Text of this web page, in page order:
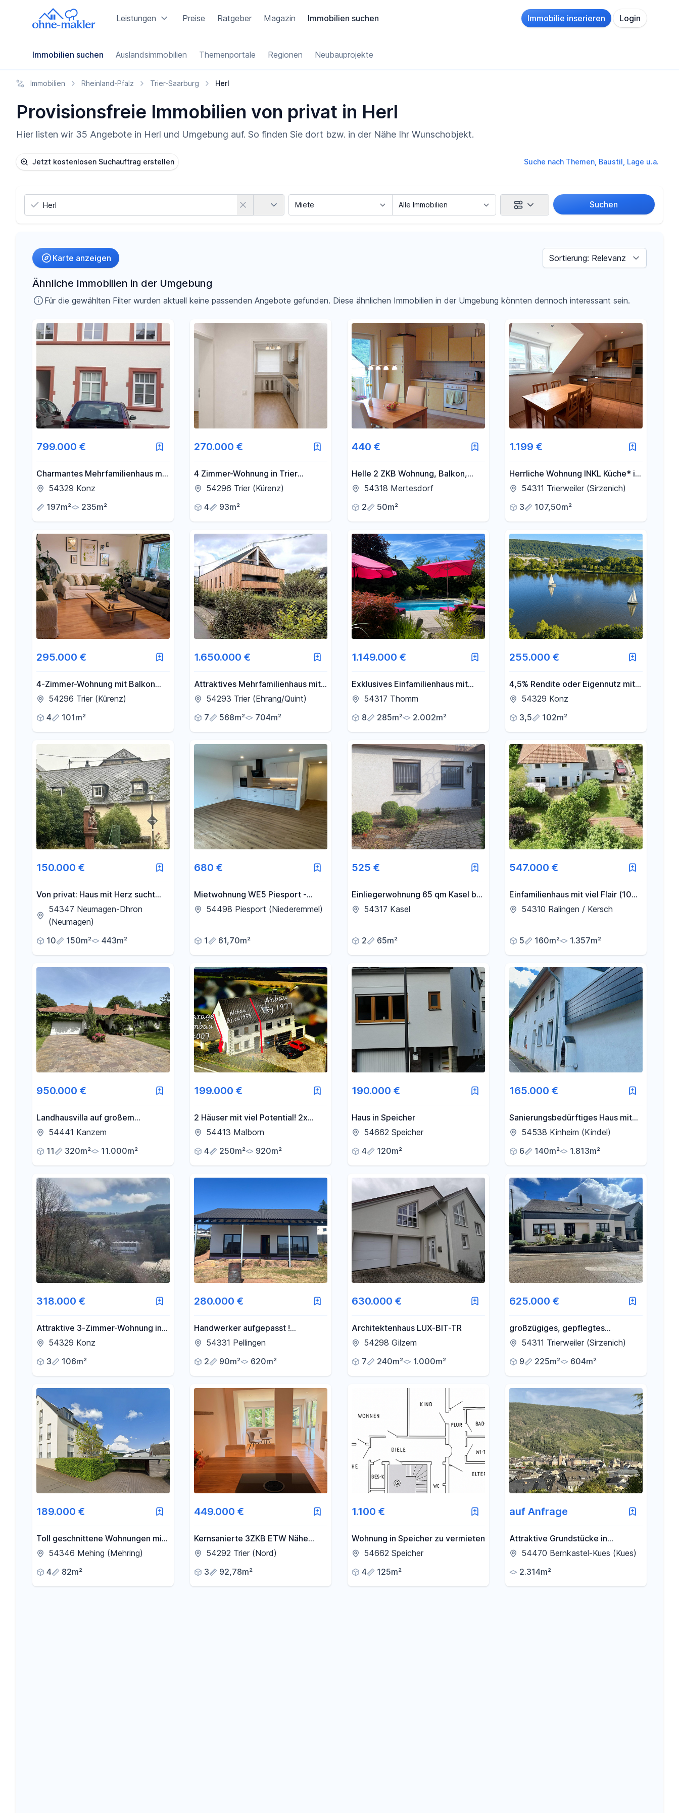
Leistungen Preise Ratgeber Magazin Immobilien suchen Immobilie inserieren Login
Immobilien suchen Auslandsimmobilien Themenportale Regionen Neubauprojekte
Immobilien Rheinland-Pfalz Trier-Saarburg Herl
Provisionsfreie Immobilien von privat in Herl
Hier listen wir 35 Angebote in Herl und Umgebung auf. So finden Sie dort bzw. in der Nähe Ihr Wunschobjekt.
Jetzt kostenlosen Suchauftrag erstellen Suche nach Themen, Baustil, Lage u.a.
Suchen
Filter für Preis zurücksetzen
Fläche -
Filter für Fläche zurücksetzen
Karte anzeigen
Sortieren nach
Ähnliche Immobilien in der Umgebung
Für die gewählten Filter wurden aktuell keine passenden Angebote gefunden. Diese ähnlichen Immobilien in der Umgebung könnten dennoch interessant sein.
799.000 €
Charmantes Mehrfamilienhaus mit
3 Wohneinheiten in Konz
54329 Konz
197m²
235m²
270.000 €
4 Zimmer-Wohnung in Trier
Kürenz/Weidengraben
54296 Trier (Kürenz)
4
93m²
440 €
Helle 2 ZKB Wohnung, Balkon,
Badezimmer mit Fenster,
54318 Mertesdorf
2
50m²
1.199 €
Herrliche Wohnung INKL Küche* in
Trierweiler
54311 Trierweiler (Sirzenich)
3
107,50m²
295.000 €
4-Zimmer-Wohnung mit Balkon
und Garage in Trier-Kürenz
54296 Trier (Kürenz)
4
101m²
1.650.000 €
Attraktives Mehrfamilienhaus mit
7 Einheiten – Sichere
Wachstumspotenzial
54293 Trier (Ehrang/Quint)
7
568m² 704m²
1.149.000 €
Exklusives Einfamilienhaus mit
Pool auf 2.002 m² Grundstück
54317 Thomm
8
285m² 2.002m²
255.000 €
4,5% Rendite oder Eigennutz mit
Traumblick
54329 Konz
3,5
102m²
150.000 €
Von privat: Haus mit Herz sucht
neue Besitzer inklusiv
Baugrundstück
54347 Neumagen-Dhron
(Neumagen)
10
150m² 443m²
680 €
Mietwohnung WE5 Piesport -
Neubau inkl. Einbauküche
54498 Piesport (Niederemmel)
1 61,70m²
525 €
Einliegerwohnung 65 qm Kasel bei
TR zu vermieten
54317 Kasel
2 65m²
547.000 €
Einfamilienhaus mit viel Flair (10
Min bis Luxemburg)
54310 Ralingen / Kersch
5 160m² 1.357m²
950.000 €
Landhausvilla auf großem
parkähnlichen Anwesen
54441 Kanzem
11
320m² 11.000m²
199.000 €
2 Häuser mit viel Potential! 2x
DHH, Mietkauf möglich!
54413 Malborn
4
250m² 920m²
190.000 €
Haus in Speicher
54662 Speicher
4
120m²
165.000 €
Sanierungsbedürftiges Haus mit
großem Grundstück
54538 Kinheim (Kindel)
6
140m² 1.813m²
318.000 €
Attraktive 3-Zimmer-Wohnung in
bevorzugter Höhenlage mit
54329 Konz
3
106m²
280.000 €
Handwerker aufgepasst !
Reduziertes Ausbauhaus mit Blick
54331 Pellingen
2
90m² 620m²
630.000 €
Architektenhaus LUX-BIT-TR
54298 Gilzem
7
240m² 1.000m²
625.000 €
großzügiges, gepflegtes
Einfamilienhaus in Grenznähe zu
54311 Trierweiler (Sirzenich)
9
225m² 604m²
189.000 €
Toll geschnittene Wohnungen mit
Südbalkon zur Selbstnutzung
189.000 €
54346 Mehing (Mehring)
4
82m²
449.000 €
Kernsanierte 3ZKB ETW Nähe
Zurlaubener Ufer
54292 Trier (Nord)
3
92,78m²
1.100 €
Wohnung in Speicher zu vermieten
54662 Speicher
4
125m²
auf Anfrage
Attraktive Grundstücke in
exklusiver Höhenlage:
Bernkastel
54470 Bernkastel-Kues (Kues)
2.314m²